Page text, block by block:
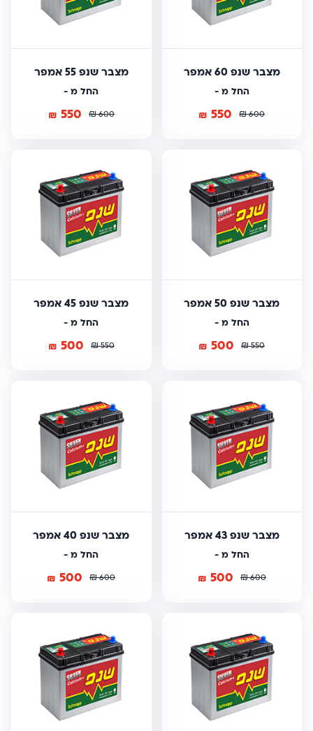
מצבר שנפ 60 אמפר
החל מ -
600
₪
550
₪
מצבר שנפ 55 אמפר
החל מ -
600
₪
550
₪
מצבר שנפ 50 אמפר
החל מ -
550
₪
500
₪
מצבר שנפ 45 אמפר
החל מ -
550
₪
500
₪
מצבר שנפ 43 אמפר
החל מ -
600
₪
500
₪
מצבר שנפ 40 אמפר
החל מ -
600
₪
500
₪